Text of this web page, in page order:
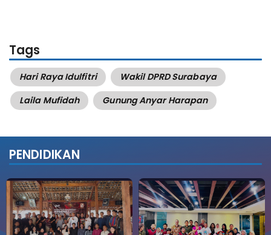
Tags
Hari Raya Idulfitri
Wakil DPRD Surabaya
Laila Mufidah
Gunung Anyar Harapan
PENDIDIKAN